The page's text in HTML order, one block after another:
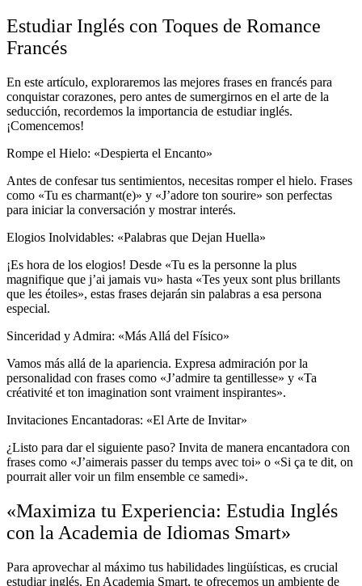
Estudiar Inglés con Toques de Romance
Francés
En este artículo, exploraremos las mejores frases en francés para
conquistar corazones, pero antes de sumergirnos en el arte de la
seducción, recordemos la importancia de estudiar inglés.
¡Comencemos!
Rompe el Hielo: «Despierta el Encanto»
Antes de confesar tus sentimientos, necesitas romper el hielo. Frases
como «Tu es charmant(e)» y «J’adore ton sourire» son perfectas
para iniciar la conversación y mostrar interés.
Elogios Inolvidables: «Palabras que Dejan Huella»
¡Es hora de los elogios! Desde «Tu es la personne la plus
magnifique que j’ai jamais vu» hasta «Tes yeux sont plus brillants
que les étoiles», estas frases dejarán sin palabras a esa persona
especial.
Sinceridad y Admira: «Más Allá del Físico»
Vamos más allá de la apariencia. Expresa admiración por la
personalidad con frases como «J’admire ta gentillesse» y «Ta
créativité et ton imagination sont vraiment inspirantes».
Invitaciones Encantadoras: «El Arte de Invitar»
¿Listo para dar el siguiente paso? Invita de manera encantadora con
frases como «J’aimerais passer du temps avec toi» o «Si ça te dit, on
pourrait aller voir un film ensemble ce samedi».
«Maximiza tu Experiencia: Estudia Inglés
con la Academia de Idiomas Smart»
Para aprovechar al máximo tus habilidades lingüísticas, es crucial
estudiar inglés. En Academia Smart, te ofrecemos un ambiente de